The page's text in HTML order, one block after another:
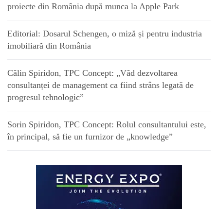
proiecte din România după munca la Apple Park
Editorial: Dosarul Schengen, o miză și pentru industria
imobiliară din România
Călin Spiridon, TPC Concept: „Văd dezvoltarea
consultanței de management ca fiind strâns legată de
progresul tehnologic”
Sorin Spiridon, TPC Concept: Rolul consultantului este,
în principal, să fie un furnizor de „knowledge”